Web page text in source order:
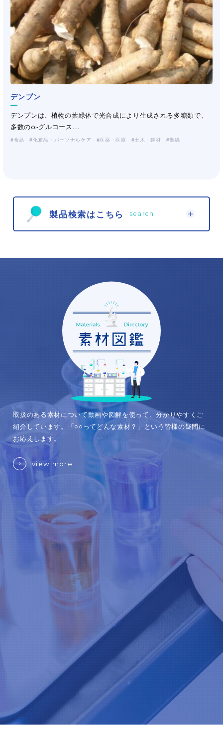
デンプン
デンプンは、植物の葉緑体で光合成により生成される多糖類で、
多数のα-グルコース…
食品 化粧品・パーソナルケア 医薬・医療 土木・建材 製紙
その他化合繊紙/不織布
三晶は、1957年のビニロン紙「パピロン」開発に始まり、これま
で製紙・不織布メ…
産業資材（不織布・プラスチックネット）
UniqSens SFE System
Tate…
ローカストビーンガム
に面する…
グアーガム変性品（工業・製紙）
る高性能の捺染糊料です…
飼料用グァーガム・CMC
たします。
ポリオレフィン繊維
大和紡績株式会社、JNC株式会社、宇部エクシモ株式会社のポリ
オレフィン系繊維をお…
製品検索はこちら search
フリーワードで探す
検索する （0 件）
取扱のある素材について動画や図解を使って、分かりやすくご
紹介しています。「○○ってどんな素材？」という皆様の疑問に
お応えします。
view more
LMペクチン（Low Methoxyl Pectin）は植物
原料から抽出されたペクチンを脱エステル化
して製造されたHM…
HM
化す